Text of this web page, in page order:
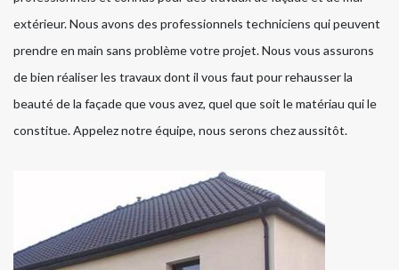
extérieur. Nous avons des professionnels techniciens qui peuvent
prendre en main sans problème votre projet. Nous vous assurons
de bien réaliser les travaux dont il vous faut pour rehausser la
beauté de la façade que vous avez, quel que soit le matériau qui le
constitue. Appelez notre équipe, nous serons chez aussitôt.